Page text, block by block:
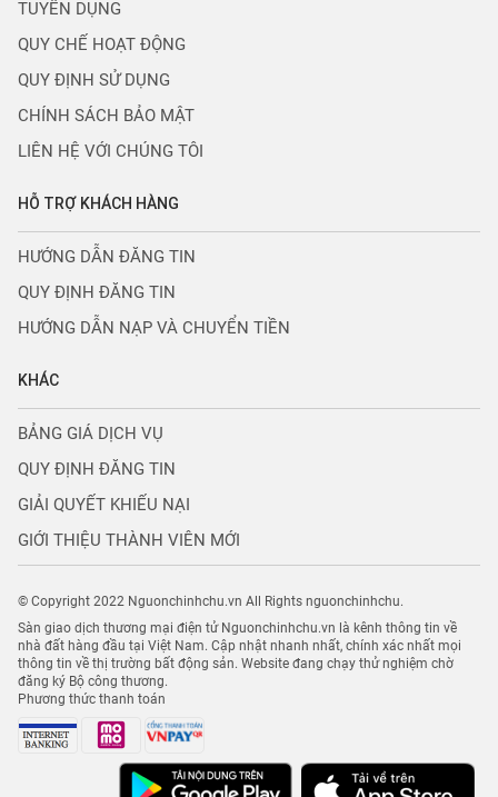
TUYỂN DỤNG
QUY CHẾ HOẠT ĐỘNG
QUY ĐỊNH SỬ DỤNG
CHÍNH SÁCH BẢO MẬT
LIÊN HỆ VỚI CHÚNG TÔI
HỖ TRỢ KHÁCH HÀNG
HƯỚNG DẪN ĐĂNG TIN
QUY ĐỊNH ĐĂNG TIN
HƯỚNG DẪN NẠP VÀ CHUYỂN TIỀN
KHÁC
BẢNG GIÁ DỊCH VỤ
QUY ĐỊNH ĐĂNG TIN
GIẢI QUYẾT KHIẾU NẠI
GIỚI THIỆU THÀNH VIÊN MỚI
© Copyright 2022 Nguonchinhchu.vn All Rights nguonchinhchu.
Sàn giao dịch thương mại điện tử Nguonchinhchu.vn là kênh thông tin về
nhà đất hàng đầu tại Việt Nam. Cập nhật nhanh nhất, chính xác nhất mọi
thông tin về thị trường bất động sản. Website đang chạy thử nghiệm chờ
đăng ký Bộ công thương.
Phương thức thanh toán